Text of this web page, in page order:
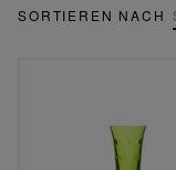
SORTIEREN NACH